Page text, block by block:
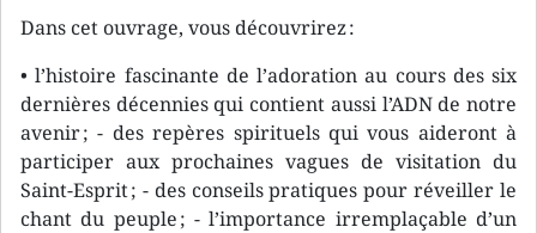
Dans cet ouvrage, vous découvrirez :
• l’histoire fascinante de l’adoration au cours des six
dernières décennies qui contient aussi l’ADN de notre
avenir ; - des repères spirituels qui vous aideront à
participer aux prochaines vagues de visitation du
Saint-Esprit ; - des conseils pratiques pour réveiller le
chant du peuple ; - l’importance irremplaçable d’un